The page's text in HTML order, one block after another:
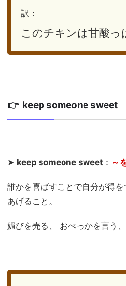
訳：
このチキンは甘酸っ
👉 keep someone sweet
➤ keep someone sweet ： ～
誰かを喜ばすことで自分が得
あげること。
媚びを売る、 おべっかを言う